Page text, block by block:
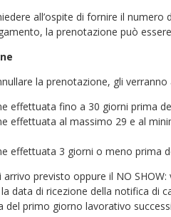
all’ospite di fornire il
la prenotazione può
la prenotazione, gli
effettuata fino a 30 giorni prima
effettuata al massimo 29 e al
effettuata 3 giorni o meno prima
previsto oppure il NO
data di ricezione della notifica
del primo giorno lavorativo